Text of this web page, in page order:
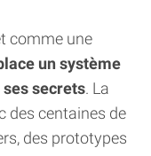
comme une
un système
secrets. La
des centaines de
des prototypes